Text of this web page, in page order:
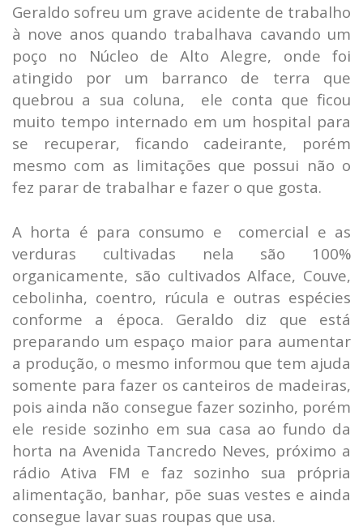
Geraldo sofreu um grave acidente de trabalho
à nove anos quando trabalhava cavando um
poço no Núcleo de Alto Alegre, onde foi
atingido por um barranco de terra que
quebrou a sua coluna, ele conta que ficou
muito tempo internado em um hospital para
se recuperar, ficando cadeirante, porém
mesmo com as limitações que possui não o
fez parar de trabalhar e fazer o que gosta.
A horta é para consumo e comercial e as
verduras cultivadas nela são 100%
organicamente, são cultivados Alface, Couve,
cebolinha, coentro, rúcula e outras espécies
conforme a época. Geraldo diz que está
preparando um espaço maior para aumentar
a produção, o mesmo informou que tem ajuda
somente para fazer os canteiros de madeiras,
pois ainda não consegue fazer sozinho, porém
ele reside sozinho em sua casa ao fundo da
horta na Avenida Tancredo Neves, próximo a
rádio Ativa FM e faz sozinho sua própria
alimentação, banhar, põe suas vestes e ainda
consegue lavar suas roupas que usa.